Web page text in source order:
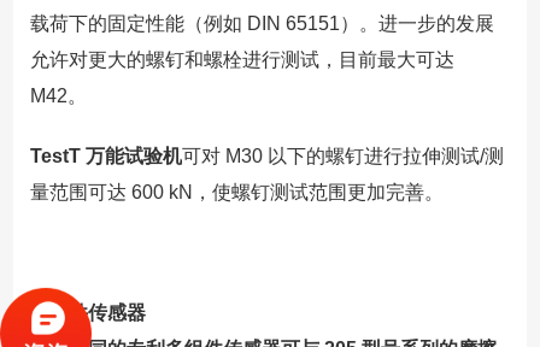
载荷下的固定性能（例如 DIN 65151）。进一步的发展
允许对更大的螺钉和螺栓进行测试，目前最大可达
M42。
TestT 万能试验机可对M30 以下的螺钉进行拉伸测试/测
量范围可达 600 kN，使螺钉测试范围更加完善。
多组件传感器